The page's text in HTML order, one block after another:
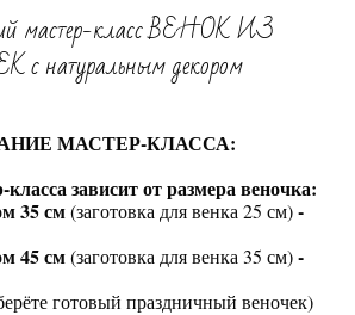
мастер-класс ВЕНОК ИЗ
натуральным декором
МАСТЕР-КЛАССА:
зависит от размера веночка:
35 см(заготовка для венка 25 см)-
45 см(заготовка для венка 35 см)-
готовый праздничный веночек)